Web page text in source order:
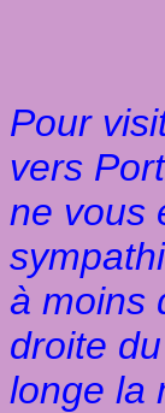
Pour
vers
ne vous
à moins
droite
longe la